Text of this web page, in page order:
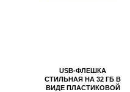
USB-ФЛЕШКА
СТИЛЬНАЯ НА 32 ГБ В
ВИДЕ ПЛАСТИКОВОЙ